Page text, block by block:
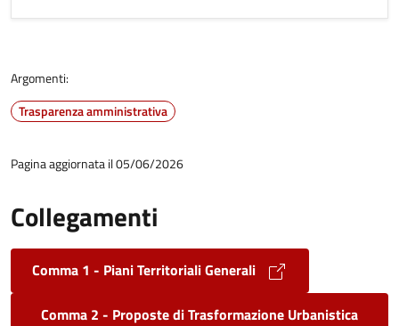
Argomenti:
Trasparenza amministrativa
Pagina aggiornata il 05/06/2026
Collegamenti
Comma 1 - Piani Territoriali Generali
Comma 2 - Proposte di Trasformazione Urbanistica